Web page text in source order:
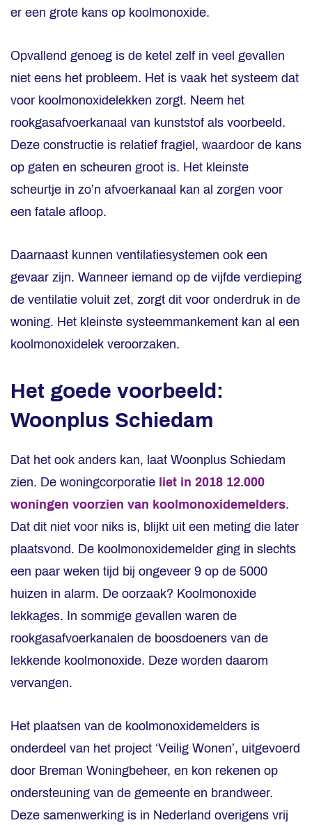
er een grote kans op koolmonoxide.
Opvallend genoeg is de ketel zelf in veel gevallen
niet eens het probleem. Het is vaak het systeem dat
voor koolmonoxidelekken zorgt. Neem het
rookgasafvoerkanaal van kunststof als voorbeeld.
Deze constructie is relatief fragiel, waardoor de kans
op gaten en scheuren groot is. Het kleinste
scheurtje in zo’n afvoerkanaal kan al zorgen voor
een fatale afloop.
Daarnaast kunnen ventilatiesystemen ook een
gevaar zijn. Wanneer iemand op de vijfde verdieping
de ventilatie voluit zet, zorgt dit voor onderdruk in de
woning. Het kleinste systeemmankement kan al een
koolmonoxidelek veroorzaken.
Het goede voorbeeld:
Woonplus Schiedam
Dat het ook anders kan, laat Woonplus Schiedam
zien. De woningcorporatie liet in 2018 12.000
woningen voorzien van koolmonoxidemelders.
Dat dit niet voor niks is, blijkt uit een meting die later
plaatsvond. De koolmonoxidemelder ging in slechts
een paar weken tijd bij ongeveer 9 op de 5000
huizen in alarm. De oorzaak? Koolmonoxide
lekkages. In sommige gevallen waren de
rookgasafvoerkanalen de boosdoeners van de
lekkende koolmonoxide. Deze worden daarom
vervangen.
Het plaatsen van de koolmonoxidemelders is
onderdeel van het project ‘Veilig Wonen’, uitgevoerd
door Breman Woningbeheer, en kon rekenen op
ondersteuning van de gemeente en brandweer.
Deze samenwerking is in Nederland overigens vrij